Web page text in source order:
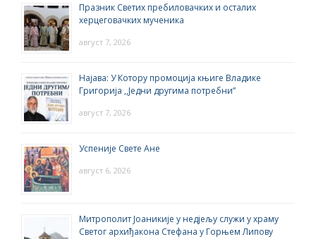
Празник Светих пребиловачких и осталих
херцеговачких мученика
август 7, 2026
Најава: У Котору промоција књиге Владике
Григорија ,,Једни другима потребни”
август 7, 2026
Успеније Свете Ане
август 6, 2026
Митрополит Јоаникије у недјељу служи у храму
Светог архиђакона Стефана у Горњем Липову